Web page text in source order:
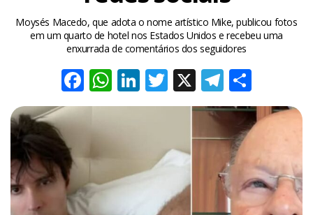
Moysés Macedo, que adota o nome artístico Mike, publicou fotos
em um quarto de hotel nos Estados Unidos e recebeu uma
enxurrada de comentários dos seguidores
Facebook
WhatsApp
LinkedIn
Twitter
X